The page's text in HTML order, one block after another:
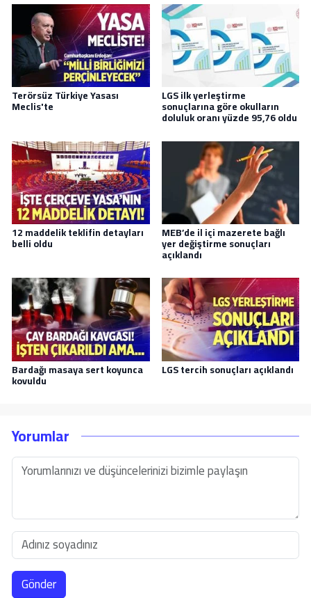
Terörsüz Türkiye Yasası
Meclis'te
LGS ilk yerleştirme
sonuçlarına göre okulların
doluluk oranı yüzde 95,76 oldu
12 maddelik teklifin detayları
belli oldu
MEB’de il içi mazerete bağlı
yer değiştirme sonuçları
açıklandı
Bardağı masaya sert koyunca
kovuldu
LGS tercih sonuçları açıklandı
Yorumlar
Gönder